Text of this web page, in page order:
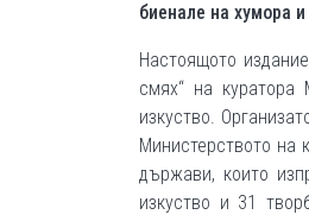
биенале на хумора
Настоящото
смях“ на
изкуство.
Министерството на
държави, които
изкуство и 31